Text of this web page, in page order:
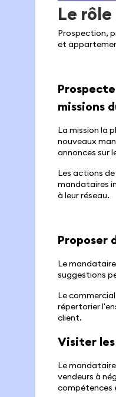
Le
Prospection,
et
missions
La mission la
nouveaux
annonces sur
Les actions
mandataires
à leur réseau.
Proposer
Le
suggestions
Le
répertorier
client.
Visiter
Le
vendeurs à
compétences